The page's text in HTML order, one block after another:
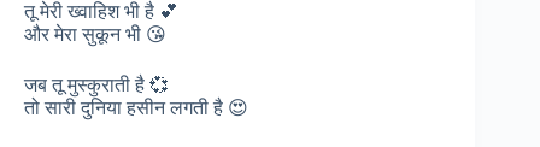
तू मेरी ख्वाहिश भी है 💕
और मेरा सुकून भी 😘
जब तू मुस्कुराती है 💞
तो सारी दुनिया हसीन लगती है 😍